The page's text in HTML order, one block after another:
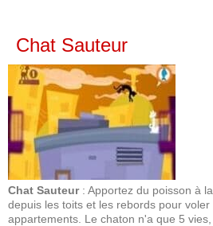
Chat Sauteur
Chat Sauteur: Apportez du poisson à
depuis les toits et les rebords pour
appartements. Le chaton n'a que 5